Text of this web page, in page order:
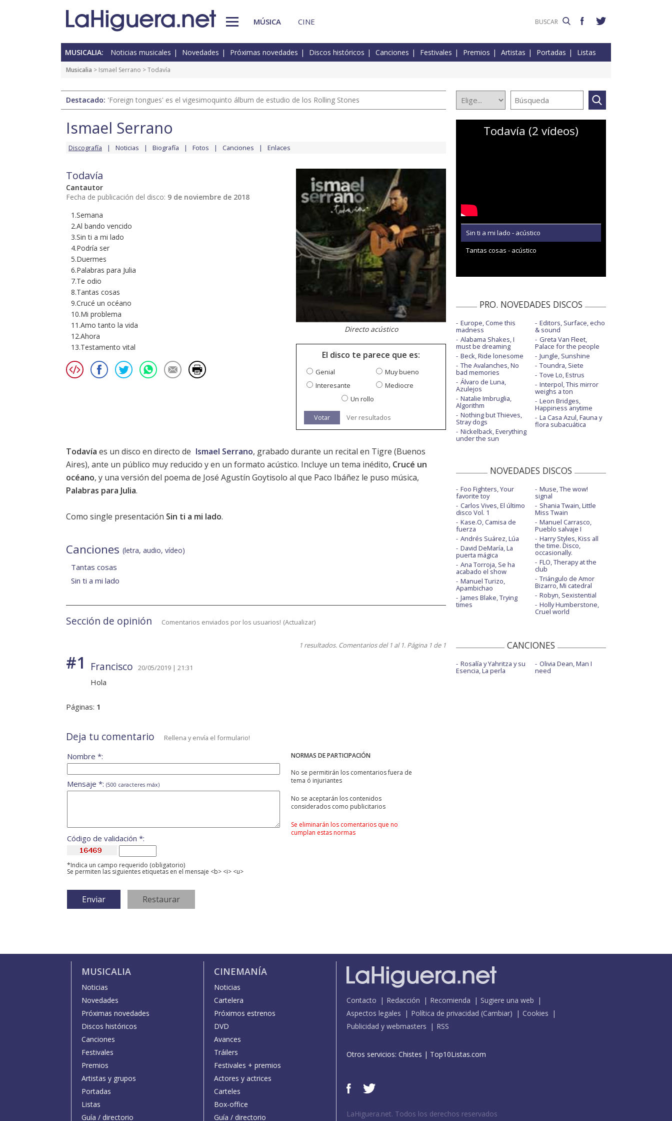
MÚSICA CINE
MUSICALIA: Noticias musicales Novedades Próximas novedades Discos históricos Canciones Festivales Premios Artistas Portadas Listas
Musicalia > Ismael Serrano > Todavía
Destacado: 'Foreign tongues' es el vigesimoquinto álbum de estudio de los Rolling Stones
Ismael Serrano
Discografía Noticias Biografía Fotos Canciones Enlaces
Todavía
Cantautor
Fecha de publicación del disco: 9 de noviembre de 2018
1.Semana
2.Al bando vencido
3.Sin ti a mi lado
4.Podría ser
5.Duermes
6.Palabras para Julia
7.Te odio
8.Tantas cosas
9.Crucé un océano
10.Mi problema
11.Amo tanto la vida
12.Ahora
13.Testamento vital
Directo acústico
El disco te parece que es:
Genial
Muy bueno
Interesante
Mediocre
Un rollo
Votar Ver resultados
Todavía es un disco en directo de Ismael Serrano, grabado durante un recital en Tigre (Buenos
Aires), ante un público muy reducido y en un formato acústico. Incluye un tema inédito, Crucé un
océano, y una versión del poema de José Agustín Goytisolo al que Paco Ibáñez le puso música,
Palabras para Julia.
Como single presentación Sin ti a mi lado.
Canciones (letra, audio, vídeo)
Tantas cosas
Sin ti a mi lado
Sección de opinión Comentarios enviados por los usuarios! (Actualizar)
1 resultados. Comentarios del 1 al 1. Página 1 de 1
#1 Francisco 20/05/2019 | 21:31
Hola
Páginas: 1
Deja tu comentario Rellena y envía el formulario!
NORMAS DE PARTICIPACIÓN
No se permitirán los comentarios fuera de
tema ó injuriantes
No se aceptarán los contenidos
considerados como publicitarios
Se eliminarán los comentarios que no
cumplan estas normas
Nombre *:
Mensaje *: (500 caracteres máx)
Código de validación *:
*Indica un campo requerido (obligatorio)
Se permiten las siguientes etiquetas en el mensaje <b> <i> <u>
Todavía (2 vídeos)
Sin ti a mi lado - acústico
Tantas cosas - acústico
PRO. NOVEDADES DISCOS
Europe, Come this
madness
Alabama Shakes, I
must be dreaming
Beck, Ride lonesome
The Avalanches, No
bad memories
Álvaro de Luna,
Azulejos
Natalie Imbruglia,
Algorithm
Nothing but Thieves,
Stray dogs
Nickelback, Everything
under the sun
Editors, Surface, echo
& sound
Greta Van Fleet,
Palace for the people
Jungle, Sunshine
Toundra, Siete
Tove Lo, Estrus
Interpol, This mirror
weighs a ton
Leon Bridges,
Happiness anytime
La Casa Azul, Fauna y
flora subacuática
NOVEDADES DISCOS
Foo Fighters, Your
favorite toy
Carlos Vives, El último
disco Vol. 1
Kase.O, Camisa de
fuerza
Andrés Suárez, Lúa
David DeMaría, La
puerta mágica
Ana Torroja, Se ha
acabado el show
Manuel Turizo,
Apambichao
James Blake, Trying
times
Muse, The wow!
signal
Shania Twain, Little
Miss Twain
Manuel Carrasco,
Pueblo salvaje I
Harry Styles, Kiss all
the time. Disco,
occasionally.
FLO, Therapy at the
club
Triángulo de Amor
Bizarro, Mi catedral
Robyn, Sexistential
Holly Humberstone,
Cruel world
CANCIONES
Rosalía y Yahritza y su
Esencia, La perla
Olivia Dean, Man I
need
MUSICALIA
Noticias
Novedades
Próximas novedades
Discos históricos
Canciones
Festivales
Premios
Artistas y grupos
Portadas
Listas
Guía / directorio
CINEMANÍA
Noticias
Cartelera
Próximos estrenos
DVD
Avances
Tráilers
Festivales + premios
Actores y actrices
Carteles
Box-office
Guía / directorio
Contacto Redacción Recomienda
Sugiere una web
Aspectos legales
Política de privacidad (Cambiar)
Cookies
Publicidad y webmasters
RSS
Otros servicios: Chistes | Top10Listas.com
LaHiguera.net. Todos los derechos reservados